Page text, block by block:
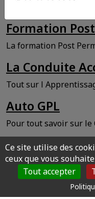
Ce site utilise des
ceux que vous
Tout accepter
Formation
La formation Post
La Conduite
Tout sur l
Auto GPL
Pour tout savoir sur le
Eco Conduite
Eco Conduite : La
©Copyright 2026 par CER